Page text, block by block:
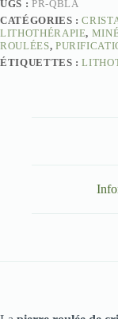
UGS : PR-QBLA
CATÉGORIES :
LITHOTHÉRAPIE,
ROULÉES,
ÉTIQUETTES :